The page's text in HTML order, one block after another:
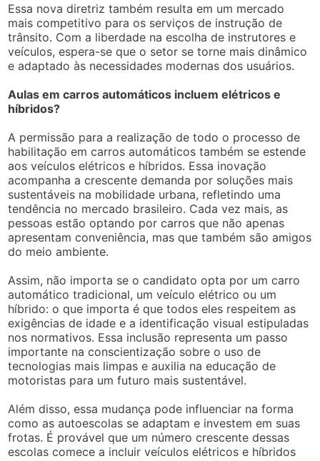
Essa nova diretriz também resulta em um mercado
mais competitivo para os serviços de instrução de
trânsito. Com a liberdade na escolha de instrutores e
veículos, espera-se que o setor se torne mais dinâmico
e adaptado às necessidades modernas dos usuários.
Aulas em carros automáticos incluem elétricos e
híbridos?
A permissão para a realização de todo o processo de
habilitação em carros automáticos também se estende
aos veículos elétricos e híbridos. Essa inovação
acompanha a crescente demanda por soluções mais
sustentáveis na mobilidade urbana, refletindo uma
tendência no mercado brasileiro. Cada vez mais, as
pessoas estão optando por carros que não apenas
apresentam conveniência, mas que também são amigos
do meio ambiente.
Assim, não importa se o candidato opta por um carro
automático tradicional, um veículo elétrico ou um
híbrido: o que importa é que todos eles respeitem as
exigências de idade e a identificação visual estipuladas
nos normativos. Essa inclusão representa um passo
importante na conscientização sobre o uso de
tecnologias mais limpas e auxilia na educação de
motoristas para um futuro mais sustentável.
Além disso, essa mudança pode influenciar na forma
como as autoescolas se adaptam e investem em suas
frotas. É provável que um número crescente dessas
escolas comece a incluir veículos elétricos e híbridos